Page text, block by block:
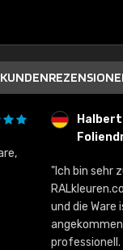
Halbert GmbH
Foliendruck
"Ich bin sehr
RALkleuren.com. Die
und die Ware ist in
angekommen. Der
professionell. Ich